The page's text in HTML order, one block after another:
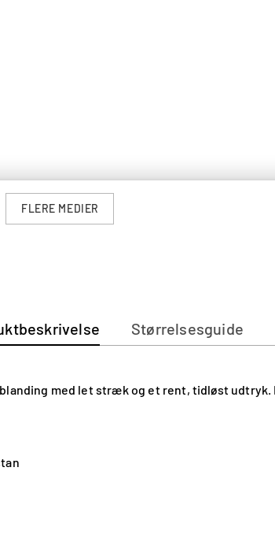
FLERE MEDIER
Størrelsesguide
med let stræk og et rent, tidløst